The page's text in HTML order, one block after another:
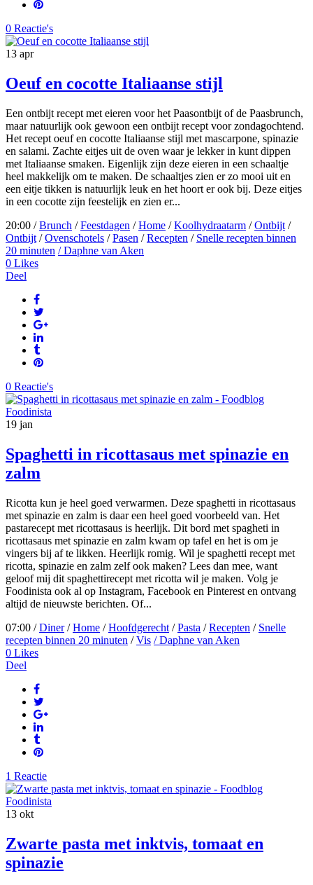
0 Reactie's
13 apr
Oeuf en cocotte Italiaanse stijl
Een ontbijt recept met eieren voor het Paasontbijt of de Paasbrunch,
maar natuurlijk ook gewoon een ontbijt recept voor zondagochtend.
Het recept oeuf en cocotte Italiaanse stijl met mascarpone, spinazie
en salami. Zachte eitjes uit de oven waar je lekker in kunt dippen
met Italiaanse smaken. Eigenlijk zijn deze eieren in een schaaltje
heel makkelijk om te maken. De schaaltjes zien er zo mooi uit en
een eitje tikken is natuurlijk leuk en het hoort er ook bij. Deze eitjes
in een cocotte zijn feestelijk en zien er...
20:00 /Brunch /Feestdagen /Home /Koolhydraatarm /Ontbijt /
Ontbijt /Ovenschotels /Pasen /Recepten / Snelle recepten binnen
20 minuten / Daphne van Aken
0 Likes
Deel
0 Reactie's
19 jan
Spaghetti in ricottasaus met spinazie en
zalm
Ricotta kun je heel goed verwarmen. Deze spaghetti in ricottasaus
met spinazie en zalm is daar een heel goed voorbeeld van. Het
pastarecept met ricottasaus is heerlijk. Dit bord met spagheti in
ricottasaus met spinazie en zalm kwam op tafel en het is om je
vingers bij af te likken. Heerlijk romig. Wil je spaghetti recept met
ricotta, spinazie en zalm zelf ook maken? Lees dan mee, want
geloof mij dit spaghettirecept met ricotta wil je maken. Volg je
Foodinista ook al op Instagram, Facebook en Pinterest en ontvang
altijd de nieuwste berichten. Of...
07:00 /Diner/Home /Hoofdgerecht /Pasta /Recepten / Snelle
recepten binnen 20 minuten /Vis / Daphne van Aken
0 Likes
Deel
1 Reactie
13 okt
Zwarte pasta met inktvis, tomaat en
spinazie